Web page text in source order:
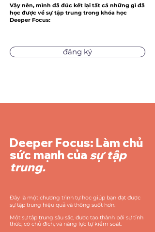
Vậy nên, mình đã đúc kết lại tất cả những gì đã
học được về sự tập trung trong khóa học
Deeper Focus:
đăng ký
Deeper Focus: Làm chủ
sức mạnh của sự tập
trung.
Đây là một chương trình tự học giúp bạn đạt được
sự tập trung hiệu quả và thông suốt hơn.
Một sự tập trung sâu sắc, được tạo thành bởi sự tỉnh
thức, có chủ đích, và năng lực tự kiểm soát.